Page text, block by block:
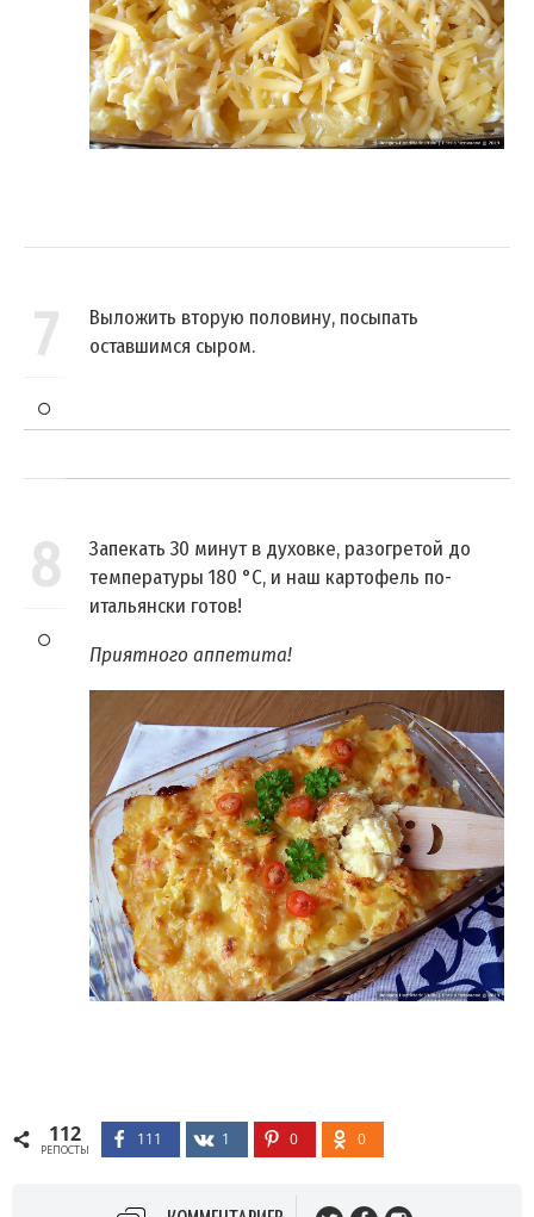
7
Выложить вторую половину, посыпать
оставшимся сыром.
8
Запекать 30 минут в духовке, разогретой до
температуры 180 °C, и наш картофель по-
итальянски готов!
Приятного аппетита!
112
РЕПОСТЫ
111 1 0 0